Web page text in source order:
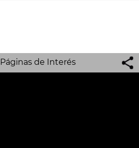
Páginas de Interés